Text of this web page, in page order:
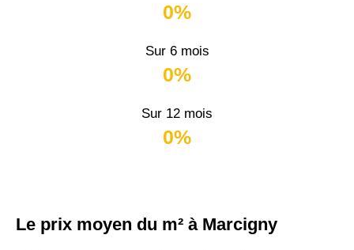
0%
Sur 6 mois
0%
Sur 12 mois
0%
Le prix moyen du m² à Marcigny